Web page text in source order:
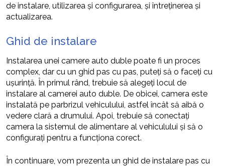
de instalare, utilizarea și configurarea, și întreținerea și
actualizarea.
Ghid de instalare
Instalarea unei camere auto duble poate fi un proces
complex, dar cu un ghid pas cu pas, puteți să o faceți cu
ușurință. În primul rând, trebuie să alegeți locul de
instalare al camerei auto duble. De obicei, camera este
instalată pe parbrizul vehiculului, astfel încât să aibă o
vedere clară a drumului. Apoi, trebuie să conectați
camera la sistemul de alimentare al vehiculului și să o
configurați pentru a funcționa corect.
În continuare, vom prezenta un ghid de instalare pas cu